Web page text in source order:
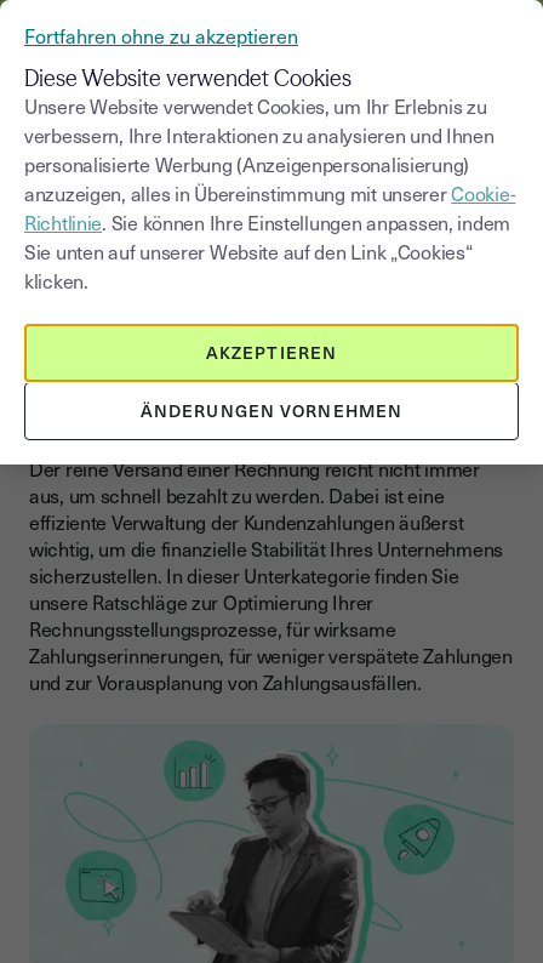
Blog|Unternehmensführung >Rechnungsstellung und
Kundenzahlungen
Kategorie auswählen Saisissez un terme
Rechnungsstellung und Kundenzahlungen
Verkürzen Sie Ihre
Zahlungsfristen und
schützen Sie Ihren Cashflow
Der reine Versand einer Rechnung reicht nicht immer
aus, um schnell bezahlt zu werden. Dabei ist eine
effiziente Verwaltung der Kundenzahlungen äußerst
wichtig, um die finanzielle Stabilität Ihres Unternehmens
sicherzustellen. In dieser Unterkategorie finden Sie
unsere Ratschläge zur Optimierung Ihrer
Rechnungsstellungsprozesse, für wirksame
Zahlungserinnerungen, für weniger verspätete Zahlungen
und zur Vorausplanung von Zahlungsausfällen.
Fortfahren ohne zu akzeptieren
Diese Website verwendet Cookies
Unsere Website verwendet Cookies, um Ihr Erlebnis zu
verbessern, Ihre Interaktionen zu analysieren und Ihnen
personalisierte Werbung (Anzeigenpersonalisierung)
anzuzeigen, alles in Übereinstimmung mit unsererCookie-
Richtlinie. Sie können Ihre Einstellungen anpassen, indem
Sie unten auf unserer Website auf den Link „Cookies“
klicken.
ÄNDERUNGEN VORNEHMEN
AKZEPTIEREN